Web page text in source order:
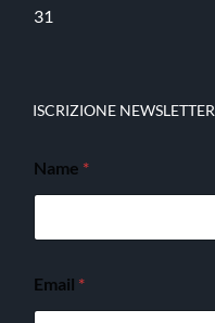
31
ISCRIZIONE NEWSLETTER
Name *
Email *